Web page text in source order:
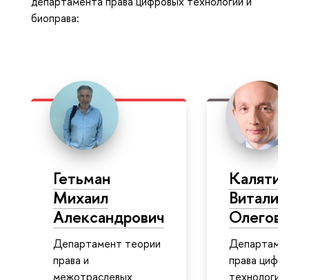
биоправа:
Гетьман
Михаил
Александрович
Департамент теории
права и
межотраслевых
Калятин
Виталий
Олегович
Департамент
права цифровых
технологий и